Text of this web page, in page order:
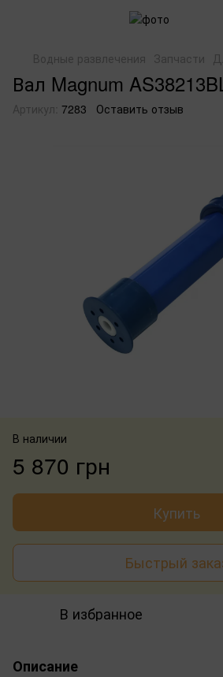
Водные развлечения Запчасти
Вал Magnum
Артикул: 7283 Оставить отзыв
В наличии
5 870 грн
Купить
Быстрый
В избранное
Описание